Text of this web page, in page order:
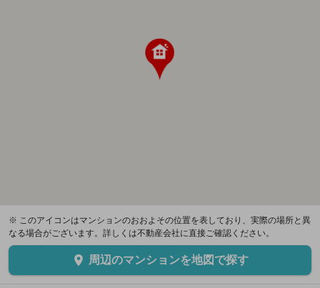
※ このアイコンはマンションのおおよその位置を表しており、実際の場所と異
なる場合がございます。詳しくは不動産会社に直接ご確認ください。
周辺のマンションを地図で探す